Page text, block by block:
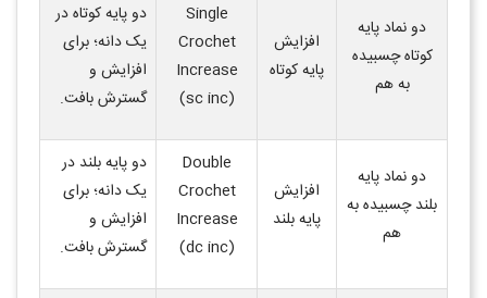
دو نماد پایه
کوتاه چسبیده
به هم
افزایش
پایه کوتاه
Single
Crochet
Increase
(sc inc)
دو پایه کوتاه در
یک دانه؛ برای
افزایش و
گسترش بافت.
دو نماد پایه
بلند چسبیده به
هم
افزایش
پایه بلند
Double
Crochet
Increase
(dc inc)
دو پایه بلند در
یک دانه؛ برای
افزایش و
گسترش بافت.